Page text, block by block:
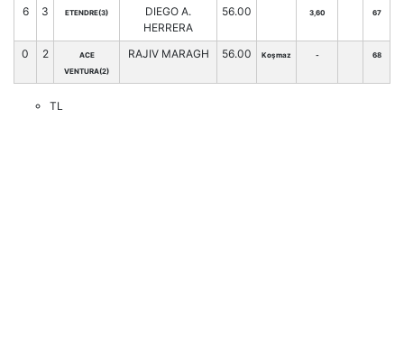
6 3 ETENDRE(3)
DIEGO A.
HERRERA
56.00 3,60 67
0 2
ACE
VENTURA(2)
RAJIV MARAGH 56.00 Koşmaz - 68
TL